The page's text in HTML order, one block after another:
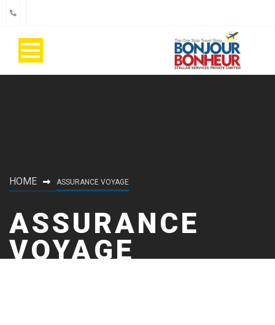
HOME ASSURANCE VOYAGE
ASSURANCE
VOYAGE